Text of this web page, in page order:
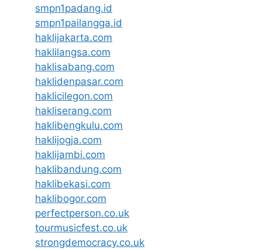
smpn1padang.id
smpn1pailangga.id
haklijakarta.com
haklilangsa.com
haklisabang.com
haklidenpasar.com
haklicilegon.com
hakliserang.com
haklibengkulu.com
haklijogja.com
haklijambi.com
haklibandung.com
haklibekasi.com
haklibogor.com
perfectperson.co.uk
tourmusicfest.co.uk
strongdemocracy.co.uk